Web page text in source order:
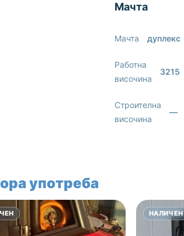
Мачта
Мачта дуплекс
Работна
височина
3215
Строителна
височина
—
употреба
НАЛИЧЕН